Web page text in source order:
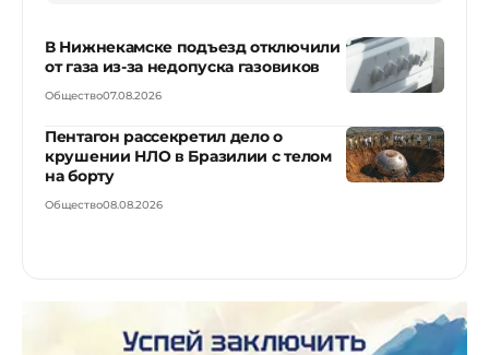
В Нижнекамске подъезд отключили
от газа из-за недопуска газовиков
Общество07.08.2026
Пентагон рассекретил дело о
крушении НЛО в Бразилии с телом
на борту
Общество08.08.2026